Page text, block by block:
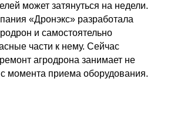
может затянуться на недели.
«Дронэкс» разработала
и самостоятельно
части к нему. Сейчас
агродрона занимает не
момента приема оборудования.